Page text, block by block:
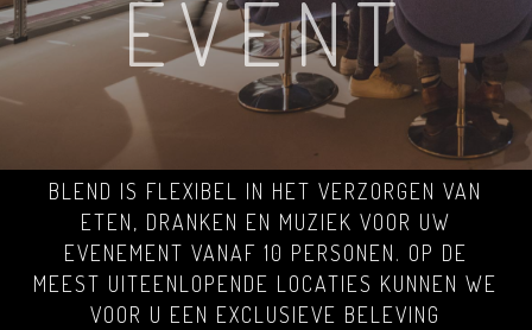
EVENT
BLEND IS FLEXIBEL IN HET VERZORGEN VAN
ETEN, DRANKEN EN MUZIEK VOOR UW
EVENEMENT VANAF 10 PERSONEN. OP DE
MEEST UITEENLOPENDE LOCATIES KUNNEN WE
VOOR U EEN EXCLUSIEVE BELEVING